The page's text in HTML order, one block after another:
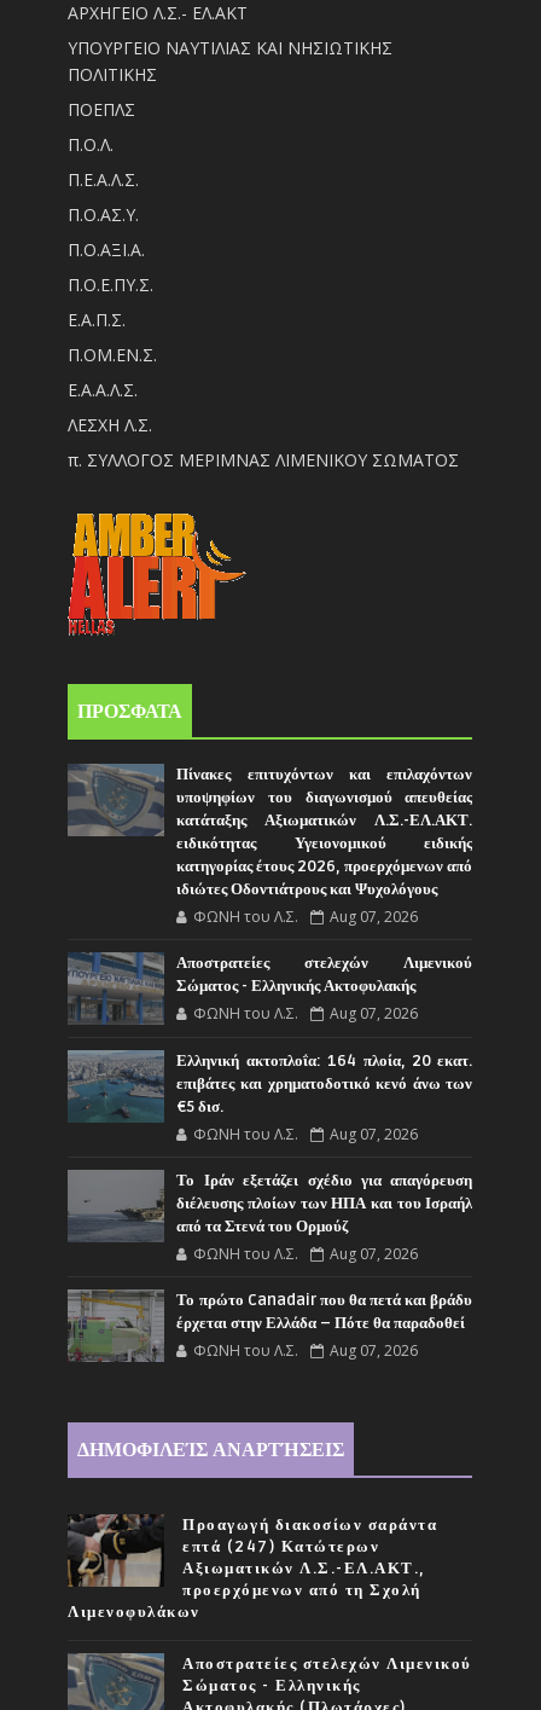
ΑΡΧΗΓΕΙΟ Λ.Σ.- ΕΛ.ΑΚΤ
ΥΠΟΥΡΓΕΙΟ ΝΑΥΤΙΛΙΑΣ ΚΑΙ ΝΗΣΙΩΤΙΚΗΣ
ΠΟΛΙΤΙΚΗΣ
ΠΟΕΠΛΣ
Π.Ο.Λ.
Π.Ε.Α.Λ.Σ.
Π.Ο.ΑΣ.Υ.
Π.Ο.ΑΞΙ.Α.
Π.Ο.Ε.ΠΥ.Σ.
Ε.Α.Π.Σ.
Π.ΟM.EN.Σ.
Ε.Α.Α.Λ.Σ.
ΛΕΣΧΗ Λ.Σ.
π. ΣΥΛΛΟΓΟΣ ΜΕΡΙΜΝΑΣ ΛΙΜΕΝΙΚΟΥ ΣΩΜΑΤΟΣ
ΠΡΟΣΦΑΤΑ
Πίνακες επιτυχόντων και επιλαχόντων
υποψηφίων του διαγωνισμού απευθείας
κατάταξης Αξιωματικών Λ.Σ.-ΕΛ.ΑΚΤ.
ειδικότητας Υγειονομικού ειδικής
κατηγορίας έτους 2026, προερχόμενων από
ιδιώτες Οδοντιάτρους και Ψυχολόγους
ΦΩΝΗ του Λ.Σ. Aug 07, 2026
Αποστρατείες στελεχών Λιμενικού
Σώματος - Ελληνικής Ακτοφυλακής
ΦΩΝΗ του Λ.Σ. Aug 07, 2026
Ελληνική ακτοπλοΐα: 164 πλοία, 20 εκατ.
επιβάτες και χρηματοδοτικό κενό άνω των
€5 δισ.
ΦΩΝΗ του Λ.Σ. Aug 07, 2026
Το Ιράν εξετάζει σχέδιο για απαγόρευση
διέλευσης πλοίων των ΗΠΑ και του Ισραήλ
από τα Στενά του Ορμούζ
ΦΩΝΗ του Λ.Σ. Aug 07, 2026
Το πρώτο Canadair που θα πετά και βράδυ
έρχεται στην Ελλάδα – Πότε θα παραδοθεί
ΦΩΝΗ του Λ.Σ. Aug 07, 2026
ΔΗΜΟΦΙΛΕΊΣ ΑΝΑΡΤΉΣΕΙΣ
Προαγωγή διακοσίων σαράντα
επτά (247) Κατώτερων
Αξιωματικών Λ.Σ.-ΕΛ.ΑΚΤ.,
προερχόμενων από τη Σχολή
Λιμενοφυλάκων
Αποστρατείες στελεχών Λιμενικού
Σώματος - Ελληνικής